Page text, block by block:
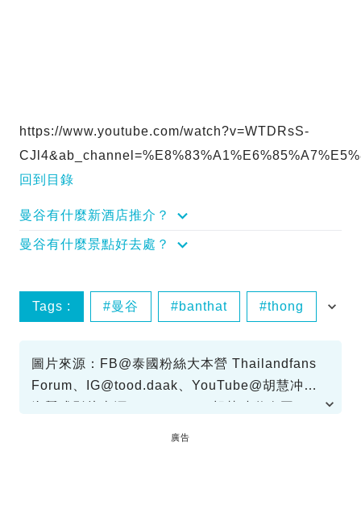
https://www.youtube.com/watch?v=WTDRsS-
回到目錄
曼谷有什麼新酒店推介？
曼谷有什麼景點好去處？
Tags : 曼谷 banthat thong
圖片來源：FB@泰國粉絲大本營 Thailandfans
Forum、
IG@tood.daak、YouTube@胡慧冲遊
廣告